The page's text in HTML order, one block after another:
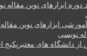
نویسی
پکیج